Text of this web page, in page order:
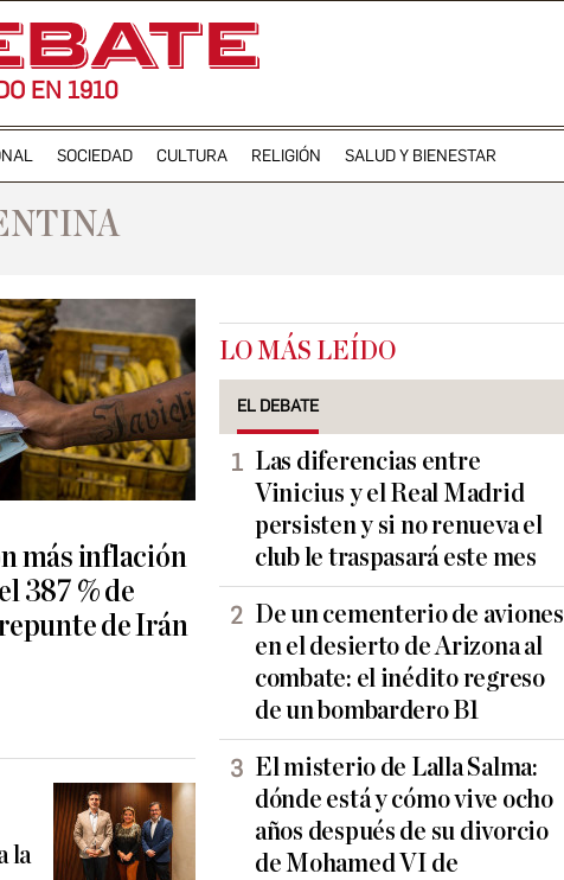
EN 1910
SOCIEDAD CULTURA RELIGIÓN SALUD Y BIENESTAR
más inflación
387 % de
de Irán
la
LO MÁS LEÍDO
EL DEBATE
Las diferencias entre
Vinicius y el Real Madrid
persisten y si no renueva el
club le traspasará este mes
De un cementerio de aviones
en el desierto de Arizona al
combate: el inédito regreso
de un bombardero B1
El misterio de Lalla Salma:
dónde está y cómo vive ocho
años después de su divorcio
de Mohamed VI de